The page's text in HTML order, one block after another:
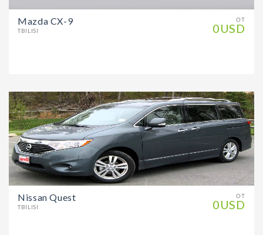
ОТ
0USD
Mazda CX-9
TBILISI
ОТ
0USD
Nissan Quest
TBILISI